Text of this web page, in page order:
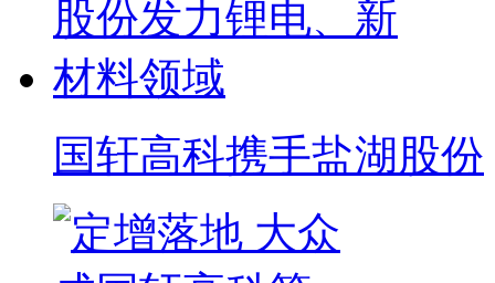
国轩高科携手盐湖股份